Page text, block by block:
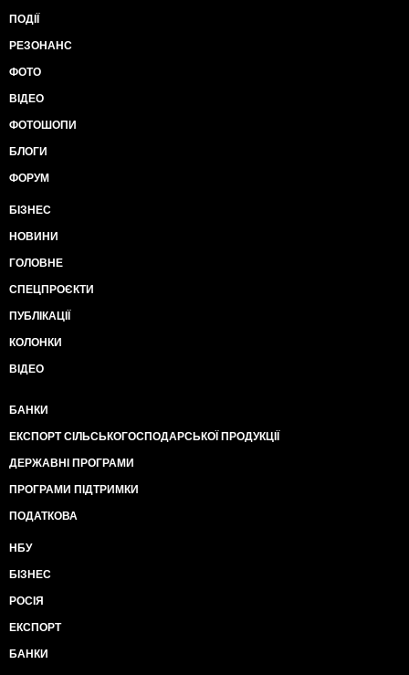
ПОДІЇ
РЕЗОНАНС
ФОТО
ВІДЕО
ФОТОШОПИ
БЛОГИ
ФОРУМ
БІЗНЕС
НОВИНИ
ГОЛОВНЕ
СПЕЦПРОЄКТИ
ПУБЛІКАЦІЇ
КОЛОНКИ
ВІДЕО
БАНКИ
ЕКСПОРТ СІЛЬСЬКОГОСПОДАРСЬКОЇ ПРОДУКЦІЇ
ДЕРЖАВНІ ПРОГРАМИ
ПРОГРАМИ ПІДТРИМКИ
ПОДАТКОВА
НБУ
БІЗНЕС
РОСІЯ
ЕКСПОРТ
БАНКИ